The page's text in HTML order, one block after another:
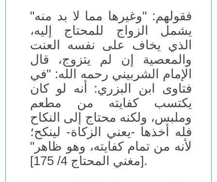
فقولهم: "وغيرها مما لا بد منه"
يشمل الزواج للمحتاج إليه،
الذي يخاف على نفسه العنت
والمعصية إن لم يتزوج، قال
الإمام الشربيني رحمه الله: "في
فتاوى ابن البزري: أنه لو كان
يكتسب كفايته من مطعم
وملبس، ولكنه محتاج إلى النكاح
فله أخذها -يعني الزكاة- لينكح؛
لأنه من تمام كفايته، وهو ظاهر"
[مغني المحتاج 4/ 175].